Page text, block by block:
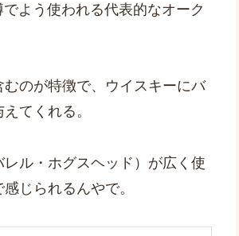
よう使われる代表的なオーク
のが特徴で、ウイスキーにバ
てくれる。
ル・ホグスヘッド）が広く使
じられるんやで。